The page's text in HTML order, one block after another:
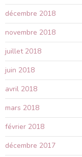
décembre 2018
novembre 2018
juillet 2018
juin 2018
avril 2018
mars 2018
février 2018
décembre 2017